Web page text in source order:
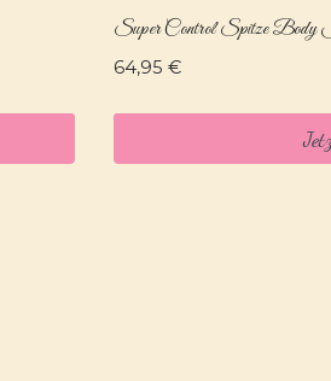
Super Control Spitze Body
64,95€